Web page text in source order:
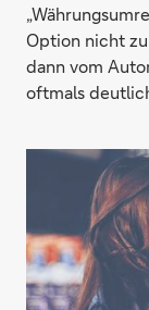
Option nicht
dann vom
oftmals